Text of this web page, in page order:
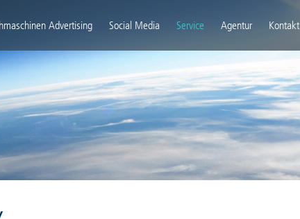
Advertising Social Media Service Agentur Kontakt